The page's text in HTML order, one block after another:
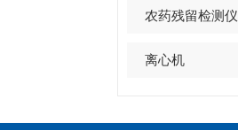
农药残留检测仪
离心机